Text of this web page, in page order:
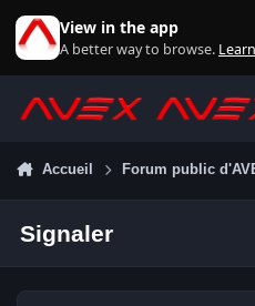
View in the app
A better way to browse.
Accueil Forum public
Signaler